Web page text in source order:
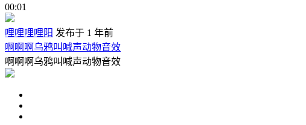
00:01
哩哩哩哩阳 发布于 1 年前
啊啊啊乌鸦叫喊声动物音效
啊啊啊乌鸦叫喊声动物音效